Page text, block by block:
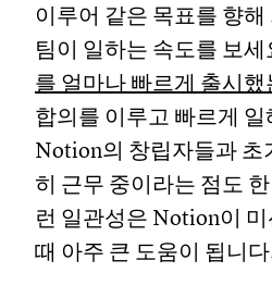
이루어 같은 목표를 향
팀이 일하는 속도를 보세
를 얼마나 빠르게 출시했
합의를 이루고 빠르게
Notion의 창립자들과 초
히 근무 중이라는 점도
런 일관성은 Notion이
때 아주 큰 도움이 됩니